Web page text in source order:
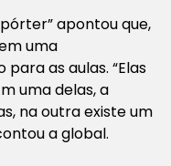
apontou que,
uma
as aulas. “Elas
uma delas, a
na outra existe um
a global.